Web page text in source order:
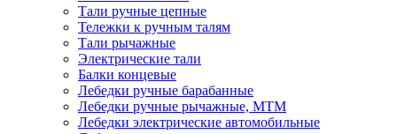
Тали ручные цепные
Тележки к ручным талям
Тали рычажные
Электрические тали
Балки концевые
Лебедки ручные барабанные
Лебедки ручные рычажные, МТМ
Лебедки электрические автомобильные